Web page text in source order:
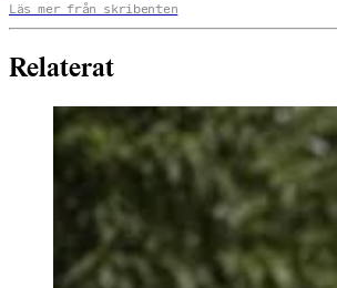
Läs mer från skribenten
Relaterat